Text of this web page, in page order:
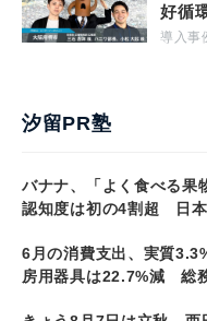
好循
導入事
汐留PR塾
バナナ、「よく食べる
認知度は初の4割超 日
6月の消費支出、実質
房用器具は22.7%減 総